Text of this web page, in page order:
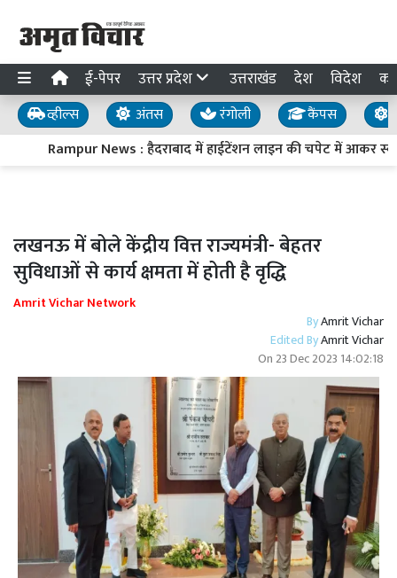
ई-पेपर उत्तर प्रदेश उत्तराखंड देश विदेश
व्हील्स अंतस रंगोली कैंपस
Rampur News : हैदराबाद में हाईटेंशन लाइन की चपेट में आकर
लखनऊ में बोले केंद्रीय वित्त राज्यमंत्री- बेहतर
सुविधाओं से कार्य क्षमता में होती है वृद्धि
Amrit Vichar Network
ByAmrit Vichar
Edited ByAmrit Vichar
On 23 Dec 2023 14:02:18